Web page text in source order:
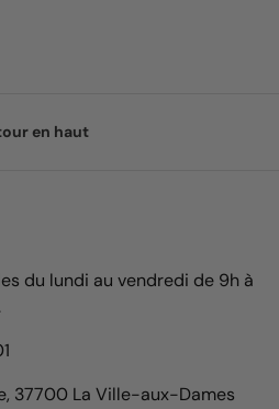
en haut
du lundi au vendredi de 9h à
37700 La Ville-aux-Dames